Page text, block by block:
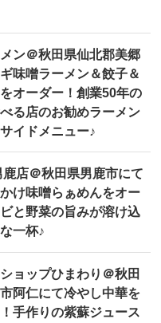
ン ＠秋田県仙北郡美郷
味噌ラーメン＆餃子＆
オーダー！創業50年の
る店のお勧めラーメン
イドメニュー♪
鹿店＠秋田県男鹿市にて
け味噌らぁめんをオー
と野菜の旨みが溶け込
一杯♪
ョップひまわり＠秋田
阿仁にて冷やし中華を
手作りの紫蘇ジュース